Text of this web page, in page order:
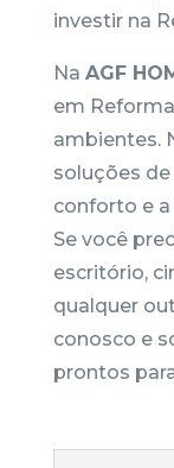
investir na
Na AGF
em
ambientes.
soluções
conforto e
Se você
escritório,
qualquer
conosco e
prontos